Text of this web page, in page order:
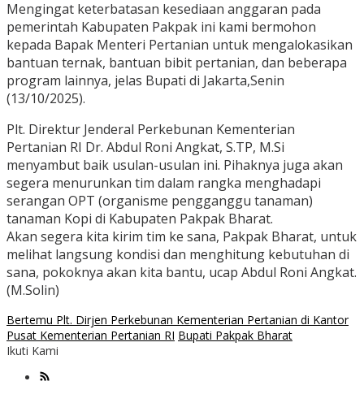
Mengingat keterbatasan kesediaan anggaran pada
pemerintah Kabupaten Pakpak ini kami bermohon
kepada Bapak Menteri Pertanian untuk mengalokasikan
bantuan ternak, bantuan bibit pertanian, dan beberapa
program lainnya, jelas Bupati di Jakarta,Senin
(13/10/2025).
Plt. Direktur Jenderal Perkebunan Kementerian
Pertanian RI Dr. Abdul Roni Angkat, S.TP, M.Si
menyambut baik usulan-usulan ini. Pihaknya juga akan
segera menurunkan tim dalam rangka menghadapi
serangan OPT (organisme pengganggu tanaman)
tanaman Kopi di Kabupaten Pakpak Bharat.
Akan segera kita kirim tim ke sana, Pakpak Bharat, untuk
melihat langsung kondisi dan menghitung kebutuhan di
sana, pokoknya akan kita bantu, ucap Abdul Roni Angkat.
(M.Solin)
Bertemu Plt. Dirjen Perkebunan Kementerian Pertanian di Kantor
Pusat Kementerian Pertanian RI Bupati Pakpak Bharat
Ikuti Kami